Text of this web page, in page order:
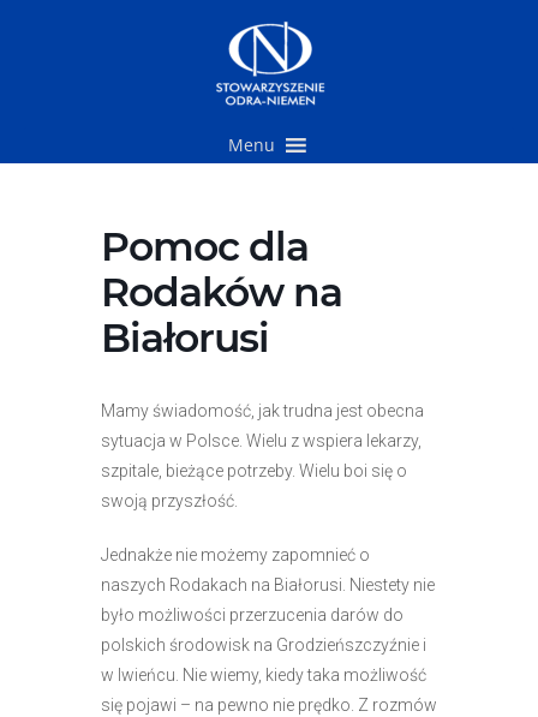
Menu
Pomoc dla
Rodaków na
Białorusi
Mamy świadomość, jak trudna jest obecna
sytuacja w Polsce. Wielu z wspiera lekarzy,
szpitale, bieżące potrzeby. Wielu boi się o
swoją przyszłość.
Jednakże nie możemy zapomnieć o
naszych Rodakach na Białorusi. Niestety nie
było możliwości przerzucenia darów do
polskich środowisk na Grodzieńszczyźnie i
w Iwieńcu. Nie wiemy, kiedy taka możliwość
się pojawi – na pewno nie prędko. Z rozmów